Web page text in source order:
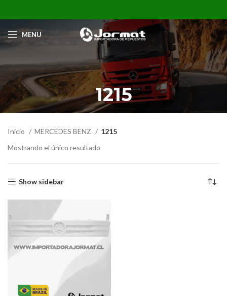
MENU
1215
Inicio MERCEDES BENZ
1215
Mostrando el único resultado
Show sidebar